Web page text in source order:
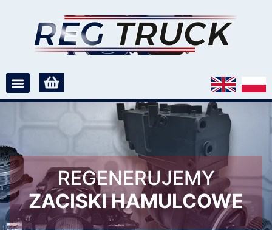
REGENERUJEMY
ZACISKI HAMULCOWE